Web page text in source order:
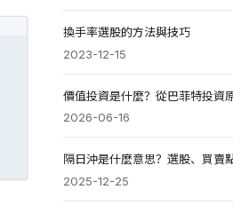
換手率選股的方法與技巧
2023-12-15
2026-06-16
2025-12-25